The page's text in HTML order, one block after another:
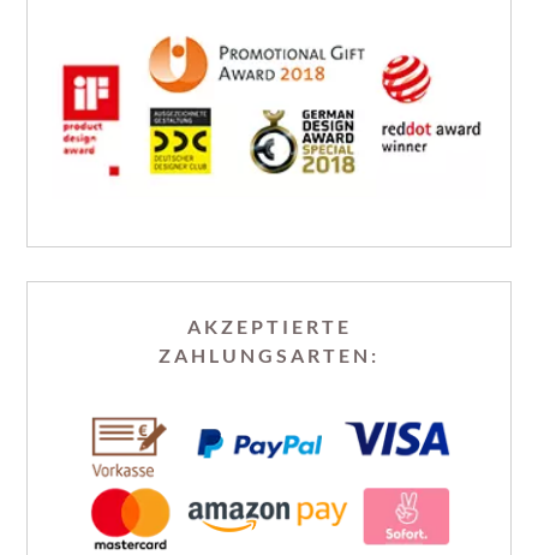
AKZEPTIERTE
ZAHLUNGSARTEN: